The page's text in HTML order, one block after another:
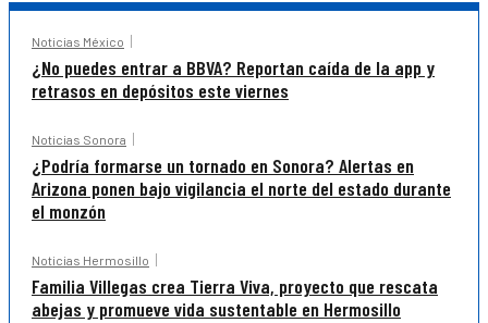
Noticias México
¿No puedes entrar a BBVA? Reportan caída de la app y
retrasos en depósitos este viernes
Noticias Sonora
¿Podría formarse un tornado en Sonora? Alertas en
Arizona ponen bajo vigilancia el norte del estado durante
el monzón
Noticias Hermosillo
Familia Villegas crea Tierra Viva, proyecto que rescata
abejas y promueve vida sustentable en Hermosillo